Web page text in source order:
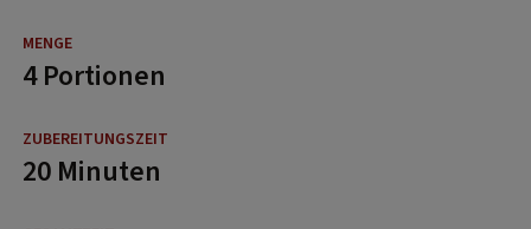
4 Portionen
20 Minuten